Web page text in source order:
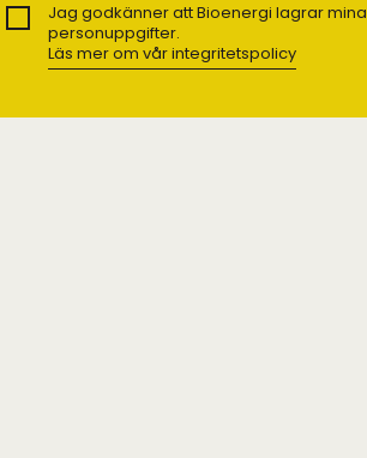
Jag godkänner att Bioenergi lagrar mina
personuppgifter.
Läs mer om vår integritetspolicy